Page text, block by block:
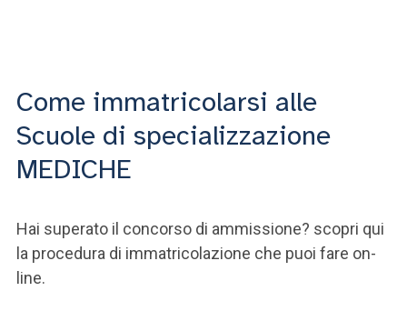
Come immatricolarsi alle
Scuole di specializzazione
MEDICHE
Hai superato il concorso di ammissione? scopri qui
la procedura di immatricolazione che puoi fare on-
line.